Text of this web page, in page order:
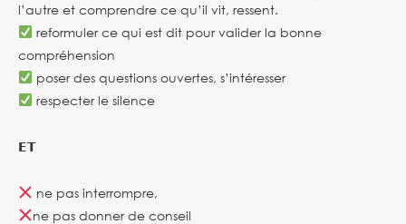
l’autre et comprendre ce qu’il vit, ressent.
reformuler ce qui est dit pour valider la bonne
compréhension
poser des questions ouvertes, s’intéresser
respecter le silence
𝗘𝗧
ne pas interrompre,
ne pas donner de conseil